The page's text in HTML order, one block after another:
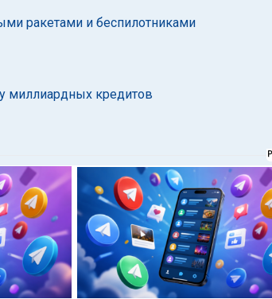
ракетами и беспилотниками
миллиардных кредитов